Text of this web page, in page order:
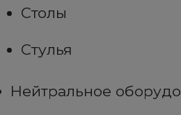
Столы
Стулья
Нейтральное